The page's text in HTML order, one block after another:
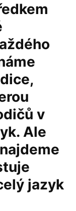
v
Ale
jazyk